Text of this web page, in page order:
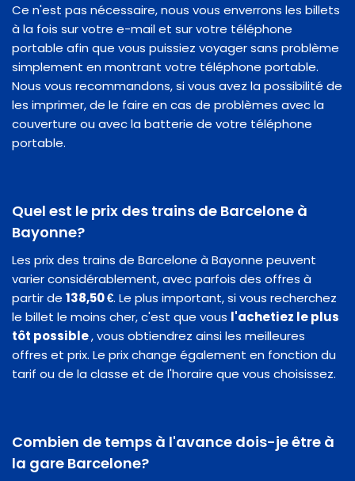
Ce n'est pas nécessaire, nous vous enverrons les billets
à la fois sur votre e-mail et sur votre téléphone
portable afin que vous puissiez voyager sans problème
simplement en montrant votre téléphone portable.
Nous vous recommandons, si vous avez la possibilité de
les imprimer, de le faire en cas de problèmes avec la
couverture ou avec la batterie de votre téléphone
portable.
Quel est le prix des trains de Barcelone à
Bayonne?
Les prix des trains de Barcelone à Bayonne peuvent
varier considérablement, avec parfois des offres à
partir de 138,50 €. Le plus important, si vous recherchez
le billet le moins cher, c'est que vous l'achetiez le plus
tôt possible, vous obtiendrez ainsi les meilleures
offres et prix. Le prix change également en fonction du
tarif ou de la classe et de l'horaire que vous choisissez.
Combien de temps à l'avance dois-je être à
la gare Barcelone?